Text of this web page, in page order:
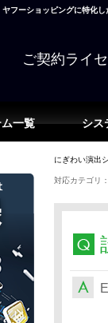
フーショッピングに特化
ご契約ライ
一覧 シス
にぎわい演出
対応カテゴリ